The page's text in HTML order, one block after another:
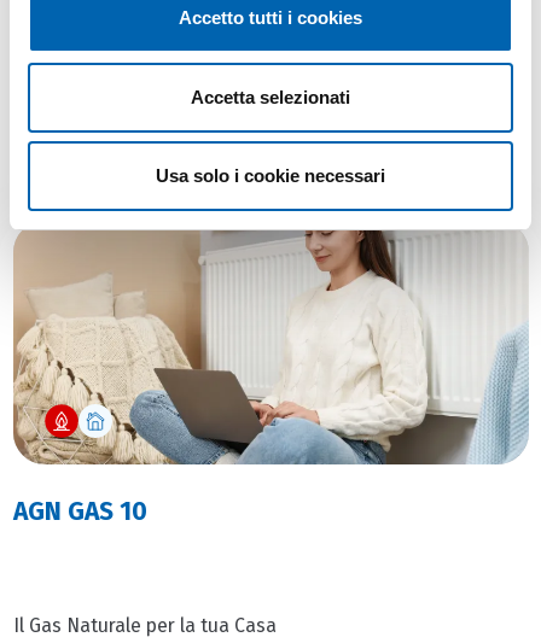
Accetto tutti i cookies
Accetta selezionati
Usa solo i cookie necessari
Ti potrebbe interessare anche
AGN GAS 10
Il Gas Naturale per la tua Casa